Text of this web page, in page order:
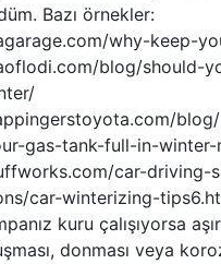
Bazı örnekler:
why-keep-
blog/should-
gas-tank-full-in-winter-
car-driving-
car-winterizing-
kuru çalışıyorsa
donması veya